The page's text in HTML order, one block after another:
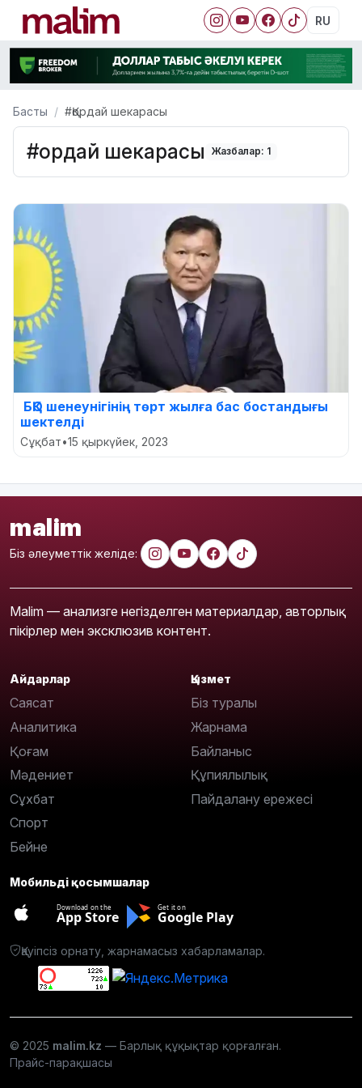
RU
Басты #Қордай шекарасы
#Қордай шекарасы Жазбалар: 1
БҚО шенеунігінің төрт жылға бас бостандығы
шектелді
Сұқбат•15 қыркүйек, 2023
malim
Біз әлеуметтік желіде:
Malim — анализге негізделген материалдар, авторлық
пікірлер мен эксклюзив контент.
Айдарлар
Саясат
Аналитика
Қоғам
Мәдениет
Сұхбат
Спорт
Бейне
Қызмет
Біз туралы
Жарнама
Байланыс
Құпиялылық
Пайдалану ережесі
Мобильді қосымшалар
Download on the
App Store
Get it on
Google Play
Қауіпсіз орнату, жарнамасыз хабарламалар.
© 2025 malim.kz — Барлық құқықтар қорғалған.
Прайс-парақшасы